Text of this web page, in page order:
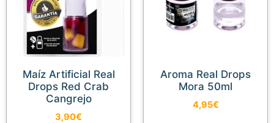
Maíz Artificial Real
Drops Red Crab
Cangrejo
3,90€
Aroma Real Drops
Mora 50ml
4,95€